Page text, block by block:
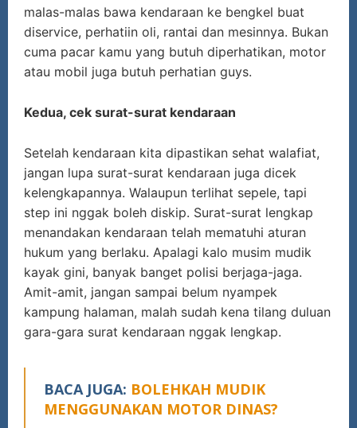
malas-malas bawa kendaraan ke bengkel buat
diservice, perhatiin oli, rantai dan mesinnya. Bukan
cuma pacar kamu yang butuh diperhatikan, motor
atau mobil juga butuh perhatian guys.
Kedua, cek surat-surat kendaraan
Setelah kendaraan kita dipastikan sehat walafiat,
jangan lupa surat-surat kendaraan juga dicek
kelengkapannya. Walaupun terlihat sepele, tapi
step ini nggak boleh diskip. Surat-surat lengkap
menandakan kendaraan telah mematuhi aturan
hukum yang berlaku. Apalagi kalo musim mudik
kayak gini, banyak banget polisi berjaga-jaga.
Amit-amit, jangan sampai belum nyampek
kampung halaman, malah sudah kena tilang duluan
gara-gara surat kendaraan nggak lengkap.
BACA JUGA: BOLEHKAH MUDIK
MENGGUNAKAN MOTOR DINAS?